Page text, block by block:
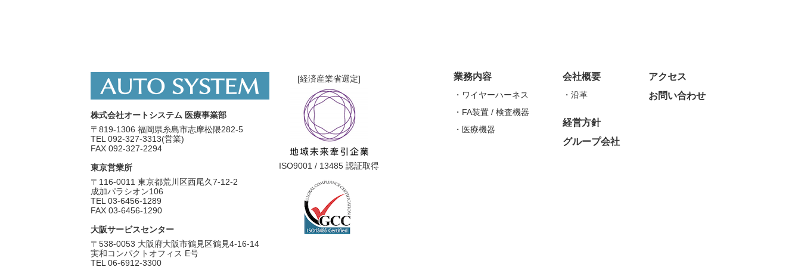
株式会社オートシステム 医療事業部
〒819-1306 福岡県糸島市志摩松隈282-5
TEL 092-327-3313(営業)
FAX 092-327-2294
東京営業所
〒116-0011 東京都荒川区西尾久7-12-2
成加パラシオン106
TEL 03-6456-1289
FAX 03-6456-1290
大阪サービスセンター
〒538-0053 大阪府大阪市鶴見区鶴見4-16-14
実和コンパクトオフィス E号
TEL 06-6912-3300
[経済産業省選定]
ISO9001 / 13485 認証取得
業務内容
ワイヤーハーネス
FA装置 / 検査機器
医療機器
会社概要
沿革
経営方針
グループ会社
アクセス
お問い合わせ